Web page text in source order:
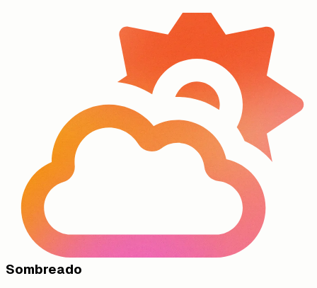
Sombreado